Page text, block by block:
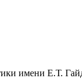
имени